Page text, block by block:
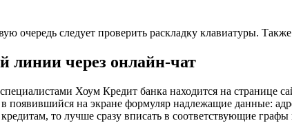
очередь следует проверить раскладку клавиатуры.
линии через онлайн-чат
Хоум Кредит банка находится на странице
на экране формуляр надлежащие данные:
то лучше сразу вписать в соответствующие